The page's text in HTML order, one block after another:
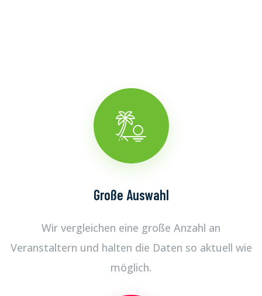
Große Auswahl
Wir vergleichen eine große Anzahl an
Veranstaltern und halten die Daten so aktuell wie
möglich.